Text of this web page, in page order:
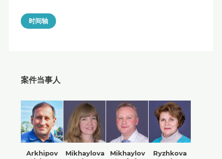
时间轴
案件当事人
Arkhipov
Mikhaylova
Mikhaylov
Ryzhkova